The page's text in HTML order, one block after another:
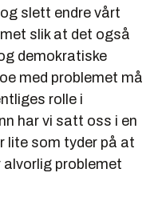
slett endre vårt
slik at det også
demokratiske
med problemet må
rolle i
har vi satt oss i en
lite som tyder på at
problemet